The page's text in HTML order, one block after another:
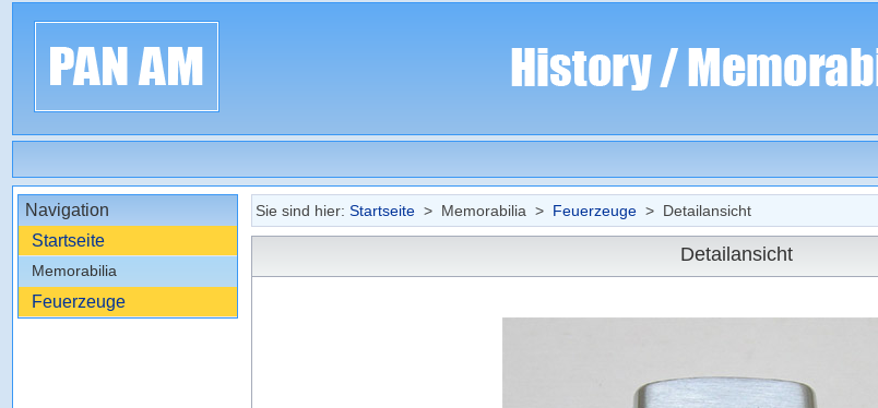
Navigation
Startseite
Memorabilia
Feuerzeuge
Sie sind hier: Startseite > Memorabilia > Feuerzeuge > Detailansicht
Detailansicht